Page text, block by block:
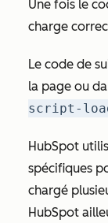
Une fois le
charge
Le code de
la page ou
script-
HubSpot
spécifiques
chargé
HubSpot